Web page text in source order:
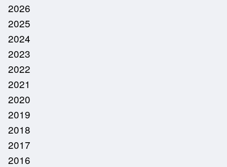
2026
2025
2024
2023
2022
2021
2020
2019
2018
2017
2016